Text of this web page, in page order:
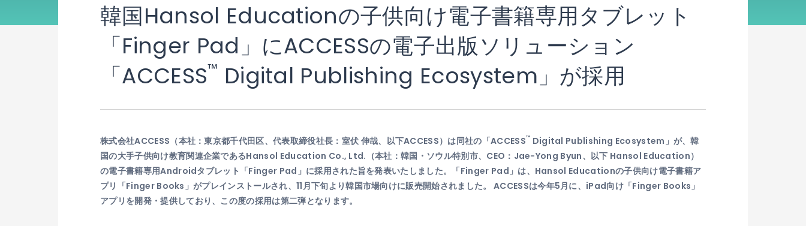
韓国Hansol Educationの子供向け電子書籍専用タブレット
「Finger Pad」にACCESSの電子出版ソリューション
「ACCESS™ Digital Publishing Ecosystem」が採用
株式会社ACCESS（本社：東京都千代田区、代表取締役社長：室伏 伸哉、以下ACCESS）は同社の「ACCESS™ Digital Publishing Ecosystem」が、韓
国の大手子供向け教育関連企業であるHansol Education Co., Ltd.（本社：韓国・ソウル特別市、CEO：Jae-Yong Byun、以下 Hansol Education）
の電子書籍専用Androidタブレット「Finger Pad」に採用された旨を発表いたしました。「Finger Pad」は、Hansol Educationの子供向け電子書籍ア
プリ「Finger Books」がプレインストールされ、11月下旬より韓国市場向けに販売開始されました。 ACCESSは今年5月に、iPad向け「Finger Books」
アプリを開発・提供しており、この度の採用は第二弾となります。